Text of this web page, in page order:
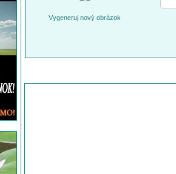
Vygeneruj nový obrázok